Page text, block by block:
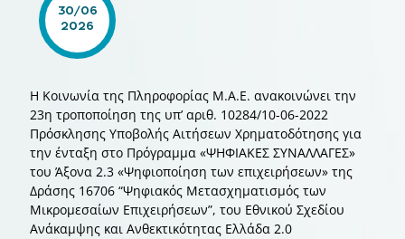
30/06
2026
Η Κοινωνία της Πληροφορίας Μ.Α.Ε. ανακοινώνει την
23η τροποποίηση της υπ’ αριθ. 10284/10-06-2022
Πρόσκλησης Υποβολής Αιτήσεων Χρηματοδότησης για
την ένταξη στο Πρόγραμμα «ΨΗΦΙΑΚΕΣ ΣΥΝΑΛΛΑΓΕΣ»
του Άξονα 2.3 «Ψηφιοποίηση των επιχειρήσεων» της
Δράσης 16706 “Ψηφιακός Μετασχηματισμός των
Μικρομεσαίων Επιχειρήσεων”, του Εθνικού Σχεδίου
Ανάκαμψης και Ανθεκτικότητας Ελλάδα 2.0